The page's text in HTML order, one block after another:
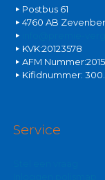
Postbus 61
4760 AB
KVK:20123578
AFM
Kifidnummer:
Service